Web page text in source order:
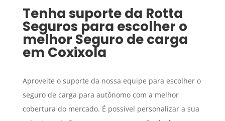
Tenha suporte da Rotta
Seguros para escolher o
melhor Seguro de carga
em Coxixola
Aproveite o suporte da nossa equipe para escolher o
seguro de carga para autônomo com a melhor
cobertura do mercado. É possível personalizar a sua